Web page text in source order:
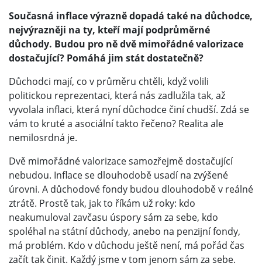
Současná inflace výrazně dopadá také na důchodce,
nejvýrazněji na ty, kteří mají podprůměrné
důchody. Budou pro ně dvě mimořádné valorizace
dostačující? Pomáhá jim stát dostatečně?
Důchodci mají, co v průměru chtěli, když volili
politickou reprezentaci, která nás zadlužila tak, až
vyvolala inflaci, která nyní důchodce činí chudší. Zdá se
vám to kruté a asociální takto řečeno? Realita ale
nemilosrdná je.
Dvě mimořádné valorizace samozřejmě dostačující
nebudou. Inflace se dlouhodobě usadí na zvýšené
úrovni. A důchodové fondy budou dlouhodobě v reálné
ztrátě. Prostě tak, jak to říkám už roky: kdo
neakumuloval zavčasu úspory sám za sebe, kdo
spoléhal na státní důchody, anebo na penzijní fondy,
má problém. Kdo v důchodu ještě není, má pořád čas
začít tak činit. Každý jsme v tom jenom sám za sebe.